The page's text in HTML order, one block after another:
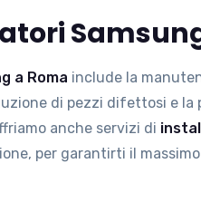
a Roma include la
di pezzi difettosi e la
anche servizi di
per garantirti il